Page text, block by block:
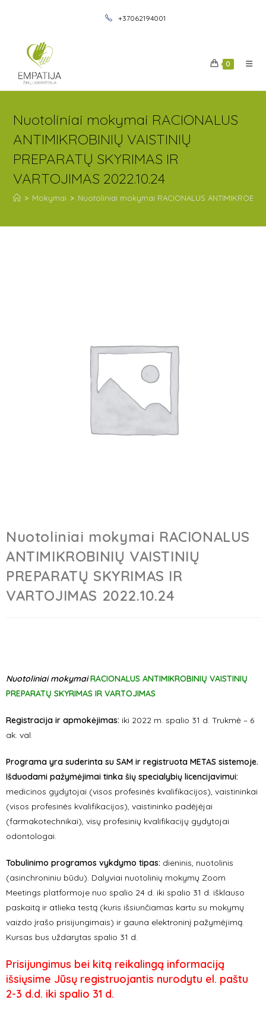
+37062194001
0
Nuotoliniai mokymai RACIONALUS
ANTIMIKROBINIŲ VAISTINIŲ
PREPARATŲ SKYRIMAS IR
VARTOJIMAS 2022.10.24
> Mokymai > Nuotoliniai mokymai RACIONALUS
Nuotoliniai mokymai RACIONALUS
ANTIMIKROBINIŲ VAISTINIŲ
PREPARATŲ SKYRIMAS IR
VARTOJIMAS 2022.10.24
Nuotoliniai mokymaiRACIONALUS ANTIMIKROBINIŲ VAISTINIŲ
PREPARATŲ SKYRIMAS IR VARTOJIMAS
Registracija ir apmokėjimas: iki 2022 m. spalio 31 d. Trukmė – 6
ak. val.
Programa yra suderinta su SAM ir registruota METAS sistemoje.
Išduodami pažymėjimai tinka šių specialybių licencijavimui:
medicinos gydytojai (visos profesinės kvalifikacijos), vaistininkai
(visos profesinės kvalifikacijos), vaistininko padėjėjai
(farmakotechnikai), visų profesinių kvalifikacijų gydytojai
odontologai.
Tobulinimo programos vykdymo tipas: dieninis, nuotolinis
(asinchroniniu būdu). Dalyviai nuotolinių mokymų Zoom
Meetings platformoje nuo spalio 24 d. iki spalio 31 d. išklauso
paskaitą ir atlieka testą (kuris išsiunčiamas kartu su mokymų
vaizdo įrašo prisijungimais) ir gauna elektroninį pažymėjimą.
Kursas bus uždarytas spalio 31 d.
Prisijungimus bei kitą reikalingą informaciją
išsiųsime Jūsų registruojantis nurodytu el. paštu
2-3 d.d. iki spalio 31 d.